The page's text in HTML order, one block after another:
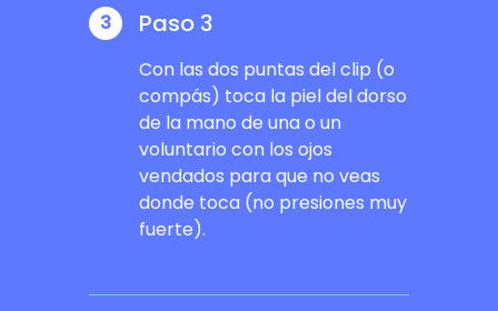
3 Paso 3
Con las dos puntas del clip (o
compás) toca la piel del dorso
de la mano de una o un
voluntario con los ojos
vendados para que no veas
donde toca (no presiones muy
fuerte).